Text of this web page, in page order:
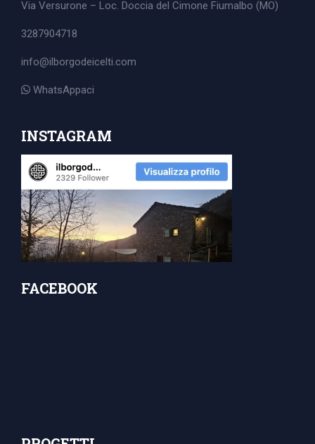
Via Versurone – Loc. Doccia del Cimone Fiumalbo (MO)
3287904718
info@ilborgodeicelti.com
WhatsAppaci
INSTAGRAM
FACEBOOK
Search